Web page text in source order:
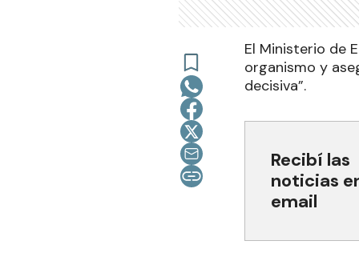
El Ministerio de
organismo y
decisiva”.
Recibí las
noticias
email